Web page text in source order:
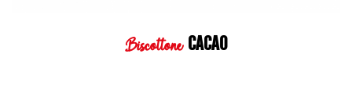
Biscottone CACAO